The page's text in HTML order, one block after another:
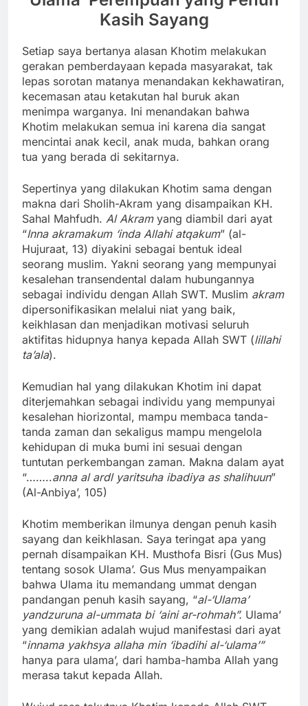
Kasih Sayang
Setiap saya bertanya alasan Khotim melakukan
gerakan pemberdayaan kepada masyarakat, tak
lepas sorotan matanya menandakan kekhawatiran,
kecemasan atau ketakutan hal buruk akan
menimpa warganya. Ini menandakan bahwa
Khotim melakukan semua ini karena dia sangat
mencintai anak kecil, anak muda, bahkan orang
tua yang berada di sekitarnya.
Sepertinya yang dilakukan Khotim sama dengan
makna dari Sholih-Akram yang disampaikan KH.
Sahal Mahfudh. Al Akram yang diambil dari ayat
“Inna akramakum ‘inda Allahi atqakum” (al-
Hujuraat, 13) diyakini sebagai bentuk ideal
seorang muslim. Yakni seorang yang mempunyai
kesalehan transendental dalam hubungannya
sebagai individu dengan Allah SWT. Muslim akram
dipersonifikasikan melalui niat yang baik,
keikhlasan dan menjadikan motivasi seluruh
aktifitas hidupnya hanya kepada Allah SWT (lillahi
ta’ala).
Kemudian hal yang dilakukan Khotim ini dapat
diterjemahkan sebagai individu yang mempunyai
kesalehan hiorizontal, mampu membaca tanda-
tanda zaman dan sekaligus mampu mengelola
kehidupan di muka bumi ini sesuai dengan
tuntutan perkembangan zaman. Makna dalam ayat
“……..anna al ardl yaritsuha ibadiya as shalihuun”
(Al-Anbiya’, 105)
Khotim memberikan ilmunya dengan penuh kasih
sayang dan keikhlasan. Saya teringat apa yang
pernah disampaikan KH. Musthofa Bisri (Gus Mus)
tentang sosok Ulama’. Gus Mus menyampaikan
bahwa Ulama itu memandang ummat dengan
pandangan penuh kasih sayang, “al-‘Ulama’
yandzuruna al-ummata bi ‘aini ar-rohmah”. Ulama’
yang demikian adalah wujud manifestasi dari ayat
“innama yakhsya allaha min ‘ibadihi al-‘ulama’”
hanya para ulama’, dari hamba-hamba Allah yang
merasa takut kepada Allah.